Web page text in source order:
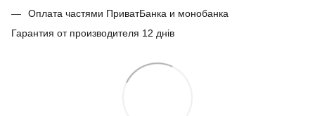
Оплата частями ПриватБанка и монобанка
Гарантия от производителя 12 днів